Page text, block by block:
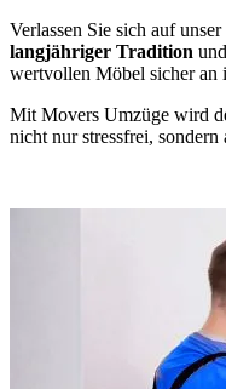
Verlassen Sie sich auf unser
langjähriger Tradition
wertvollen Möbel sicher an
Mit Movers Umzüge wird
nicht nur stressfrei, sondern